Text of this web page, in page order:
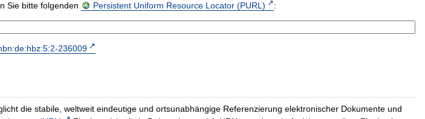
Sie bitte folgenden Persistent Uniform Resource Locator (PURL) :
236009
die stabile, weltweit eindeutige und ortsunabhängige Referenzierung elektronischer Dokumente und